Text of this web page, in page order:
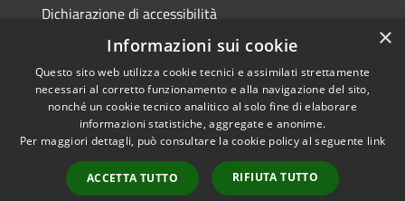
Dichiarazione di accessibilità
Accessibilità
Privacy
Mappa del sito
×
Informazioni sui cookie
Questo sito web utilizza cookie tecnici e assimilati strettamente
necessari al corretto funzionamento e alla navigazione del sito,
nonché un cookie tecnico analitico al solo fine di elaborare
informazioni statistiche, aggregate e anonime.
Per maggiori dettagli, può consultare la cookie policy al seguente link
ACCETTA TUTTO RIFIUTA TUTTO